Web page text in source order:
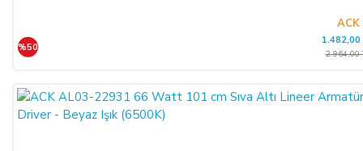
ACK
%50
1.482,00
2.964,00